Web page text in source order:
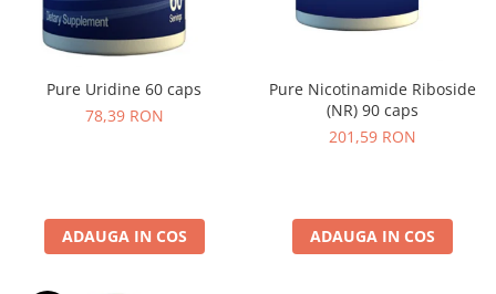
Pure Uridine 60 caps
78,39 RON
ADAUGA IN COS
Pure Nicotinamide Riboside
(NR) 90 caps
201,59 RON
ADAUGA IN COS